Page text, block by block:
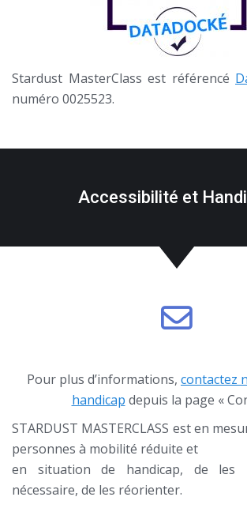
Stardust MasterClass est référencé
numéro 0025523.
Accessibilité et
Pour plus d’informations, contactez
handicap depuis la page «
STARDUST MASTERCLASS est en
personnes à mobilité réduite et
en situation de handicap, de
nécessaire, de les réorienter.